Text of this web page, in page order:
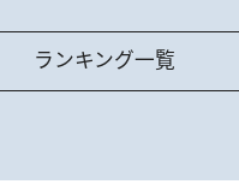
ランキング一覧